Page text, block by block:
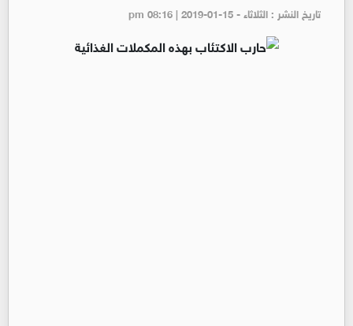
تاريخ النشر : الثلاثاء - pm 08:16 | 2019-01-15